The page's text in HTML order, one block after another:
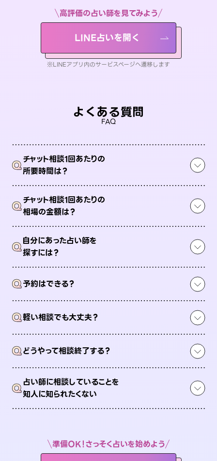
高評価の占い師を見てみよう
LINE占いを開く
※LINEアプリ内のサービスページへ遷移します
よくある質問
FAQ
Qチャット相談1回あたりの
所要時間は？
Qチャット相談1回あたりの
相場の金額は？
Q自分にあった占い師を
探すには？
Q予約はできる？
Q軽い相談でも大丈夫？
Qどうやって相談終了する？
Q占い師に相談していることを
知人に知られたくない
準備OK！さっそく占いを始めよう